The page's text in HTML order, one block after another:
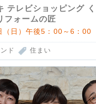
テレビショッピング
ォームの匠
（日）午後5：00～6：00
ド 住まい